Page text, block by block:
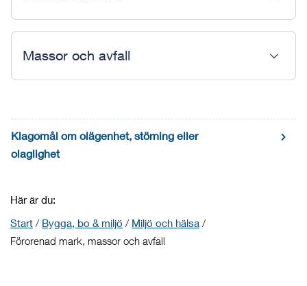
Massor och avfall
Klagomål om olägenhet, störning eller
olaglighet
Här är du:
Start / Bygga, bo & miljö / Miljö och hälsa /
Förorenad mark, massor och avfall